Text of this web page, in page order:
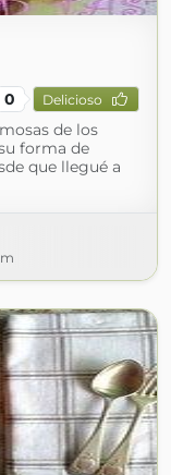
0 Delicioso
de los
forma de
que llegué a